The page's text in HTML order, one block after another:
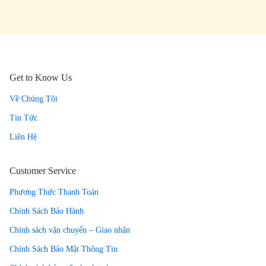
Get to Know Us
Về Chúng Tôi
Tin Tức
Liên Hệ
Customer Service
Phương Thức Thanh Toán
Chính Sách Bảo Hành
Chính sách vận chuyển – Giao nhận
Chính Sách Bảo Mật Thông Tin